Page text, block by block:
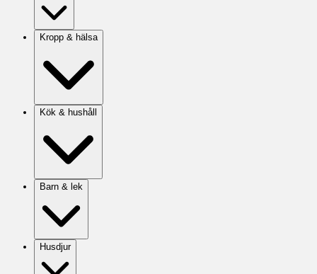
Kropp & hälsa
Kök & hushåll
Barn & lek
Husdjur